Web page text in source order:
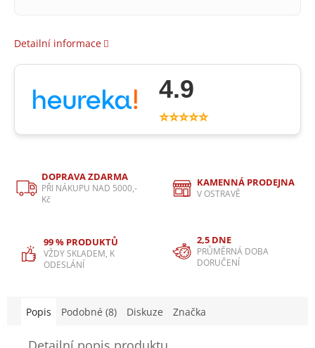
Detailní informace
4.9
⭐⭐⭐⭐⭐
DOPRAVA ZDARMA
PŘI NÁKUPU NAD 5000,-
Kč
KAMENNÁ PRODEJNA
V OSTRAVĚ
99 % PRODUKTŮ
VŽDY SKLADEM, K
ODESLÁNÍ
2,5 DNE
PRŮMĚRNÁ DOBA
DORUČENÍ
Popis Podobné (8) Diskuze Značka